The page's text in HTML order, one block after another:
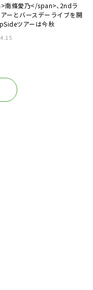
南條愛乃</span>、2ndラ
ーとバースデーライブを開
ツアーは今秋